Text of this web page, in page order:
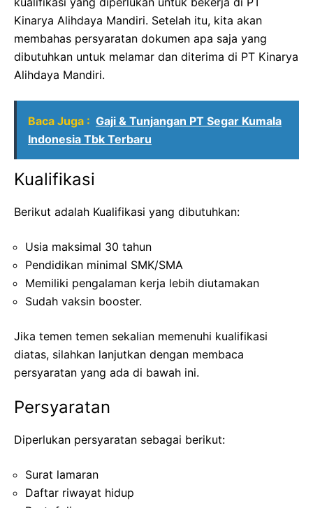
Kinarya Alihdaya Mandiri. Setelah itu, kita akan
membahas persyaratan dokumen apa saja yang
dibutuhkan untuk melamar dan diterima di PT Kinarya
Alihdaya Mandiri.
Baca Juga : Gaji & Tunjangan PT Segar Kumala
Indonesia Tbk Terbaru
Kualifikasi
Berikut adalah Kualifikasi yang dibutuhkan:
Usia maksimal 30 tahun
Pendidikan minimal SMK/SMA
Memiliki pengalaman kerja lebih diutamakan
Sudah vaksin booster.
Jika temen temen sekalian memenuhi kualifikasi
diatas, silahkan lanjutkan dengan membaca
persyaratan yang ada di bawah ini.
Persyaratan
Diperlukan persyaratan sebagai berikut:
Surat lamaran
Daftar riwayat hidup